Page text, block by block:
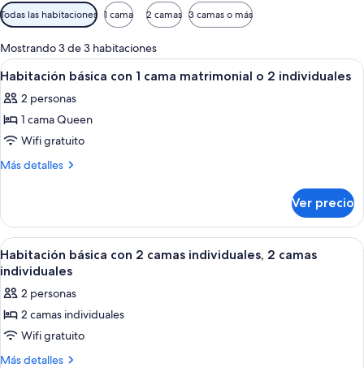
Filtros
disponibles
para
las
habitaciones
Todas las habitaciones 1 cama 2 camas 3 camas o más
Mostrando 3 de 3 habitaciones
Abrir
todas
las
fotos
de
Habitación
1
cama
matrimonial
o
2
individuales
Habitación básica con 1 cama
3
Habitación básica con 1 cama matrimonial o 2 individuales
2 personas
1 cama Queen
Wifi gratuito
Más detalles
Más
básica
con
1
cama
o
2
Ver precio
Abrir
todas
las
fotos
de
Habitación
básica
Habitación básica con 2 camas
3
Habitación básica con 2 camas individuales, 2 camas
individuales
2 personas
2 camas individuales
Wifi gratuito
Más detalles
Más